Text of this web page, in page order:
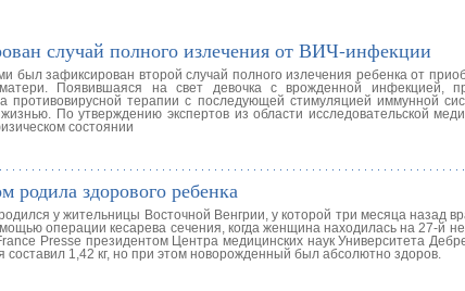
случай полного излечения от ВИЧ-инфекции
был зафиксирован второй случай полного излечения ребенка от
Появившаяся на свет девочка с врожденной инфекцией,
противовирусной терапии с последующей стимуляцией иммунной
По утверждению экспертов из области исследовательской
состоянии
здорового ребенка
у жительницы Восточной Венгрии, у которой три месяца назад
операции кесарева сечения, когда женщина находилась на 27-й
Presse президентом Центра медицинских наук Университета
1,42 кг, но при этом новорожденный был абсолютно здоров.